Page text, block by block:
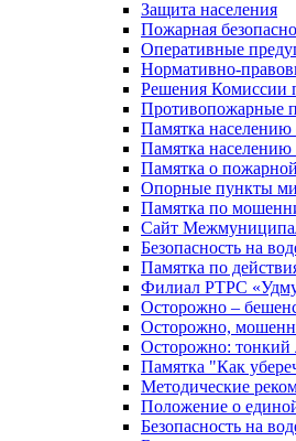
Защита населения
Пожарная
Оперативные
Нормативно-
Решения Комиссии
Противопожарные
Памятка населению
Памятка
Памятка о
Опорные пункты
Памятка по
Сайт
Безопасность на
Памятка по
Филиал РТРС
Осторожно –
Осторожно,
Осторожно: тонкий
Памятка "Как
Методические
Положение о
Безопасность на